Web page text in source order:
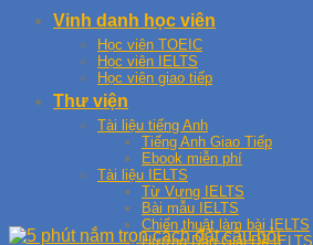
Vinh danh học viên
Học viên TOEIC
Học viên IELTS
Học viên giao tiếp
Thư viện
Tài liệu tiếng Anh
Tiếng Anh Giao Tiếp
Ebook miễn phí
Tài liệu IELTS
Từ Vựng IELTS
Bài mẫu IELTS
Chiến thuật làm bài IELTS
Hướng Dẫn Giải Đề IELTS